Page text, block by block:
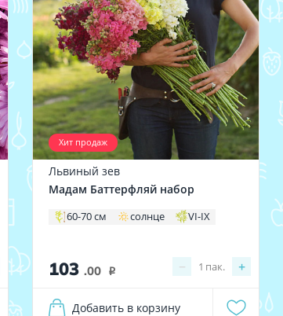
Хит продаж
Львиный зев
Мадам Баттерфляй набор
60-70 см солнце VI-IX
103 .00 i − +
1 пак.
Добавить в корзину